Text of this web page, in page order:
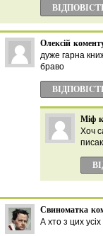
Олексій
дуже гарна
браво
Міф
Хоч
Свиноматка
А хто з цих